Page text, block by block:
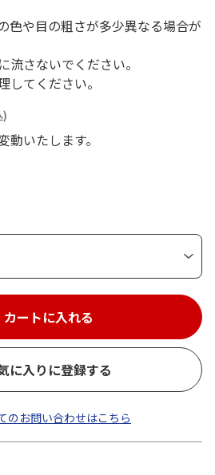
色や目の粗さが多少異なる場合が
流さないでください。
してください。
)
いたします。
カートに入れる
に入りに登録する
のお問い合わせはこちら